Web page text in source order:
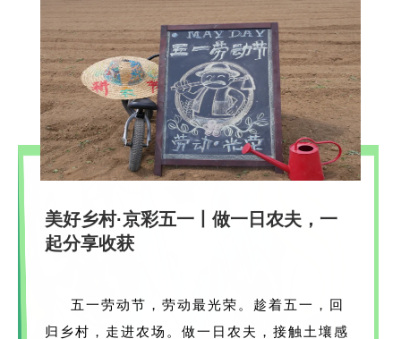
美好乡村·京彩五一丨做一日农夫，一
起分享收获
五一劳动节，劳动最光荣。趁着五一，回
归乡村，走进农场。做一日农夫，接触土壤感